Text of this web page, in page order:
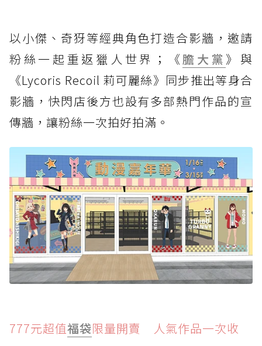
以小傑、奇犽等經典角色打造合影牆，邀請
粉絲一起重返獵人世界；《膽大黨 》與
《Lycoris Recoil 莉可麗絲》同步推出等身合
影牆，快閃店後方也設有多部熱門作品的宣
傳牆，讓粉絲一次拍好拍滿。
777元超值福袋限量開賣 人氣作品一次收